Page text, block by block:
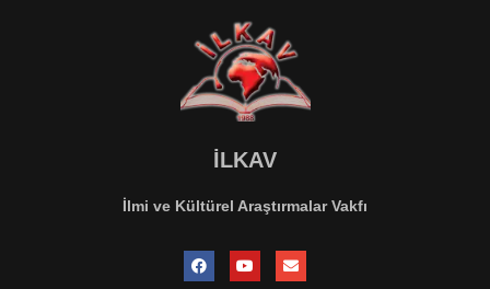
İLKAV
İlmi ve Kültürel Araştırmalar Vakfı